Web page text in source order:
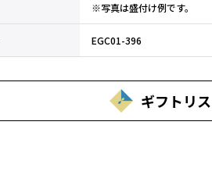
※写真は盛付け例です。
EGC01-396
ギフトリ